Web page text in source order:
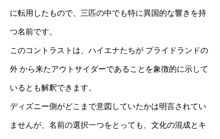
に転用したもので、三匹の中でも特に異国的な響きを持
つ名前です。
このコントラストは、ハイエナたちが プライドランドの
外 から来たアウトサイダーであることを象徴的に示して
いるとも解釈できます。
ディズニー側がどこまで意図していたかは明言されてい
ませんが、名前の選択一つをとっても、文化の混成とキ